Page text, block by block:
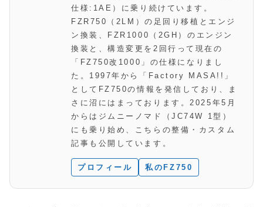
仕様:1AE）に乗り続けています。
FZR750（2LM）の足回り移植とエンジ
ン換装、FZR1000（2GH）のエンジン
換装と、構造変更を2回行って現在の
「FZ750改1000」の仕様になりまし
た。1997年から「Factory MASA!!」
としてFZ750の情報を発信しており、ま
さに沼にはまっております。2025年5月
からはジムニーノマド（JC74W 1型）
にも乗り始め、こちらの整備・カスタム
記事も公開しています。
プロフィール 私のFZ750